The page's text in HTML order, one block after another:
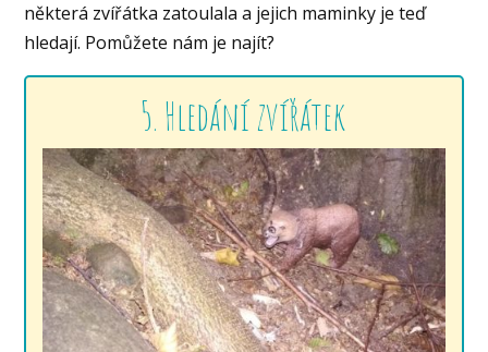
některá zvířátka zatoulala a jejich maminky je teď
hledají. Pomůžete nám je najít?
5. Hledání zvířátek